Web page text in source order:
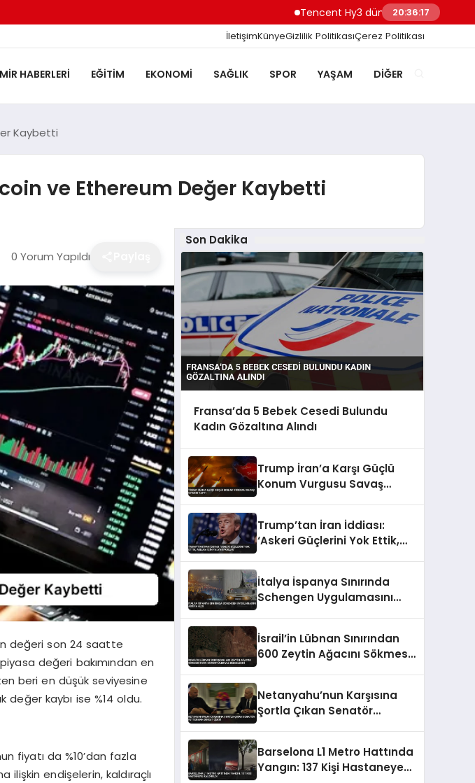
Tencent Hy3 dünya genelinde kullanıma
20:36:18
İletişimKünyeGizlilik PolitikasıÇerez Politikası
HABERLERI EĞITIM EKONOMI SAĞLIK SPOR YAŞAM DIĞER
Kaybetti
ve Ethereum Değer Kaybetti
0 Yorum Yapıldı
değeri son 24 saatte
değeri bakımından en
beri en düşük seviyesine
değer kaybı ise %14 oldu.
fiyatı da %10’dan fazla
endişelerin, kaldıraçlı
Son Dakika
Fransa’da 5 Bebek Cesedi Bulundu
Kadın Gözaltına Alındı
Trump İran’a Karşı Güçlü
Konum Vurgusu Savaş
Trump’tan İran İddiası:
‘Askeri Güçlerini Yok Ettik,
İtalya İspanya Sınırında
Schengen Uygulamasını
İsrail’in Lübnan Sınırından
600 Zeytin Ağacını Sökmesi
Netanyahu’nun Karşısına
Şortla Çıkan Senatör
Barselona L1 Metro Hattında
Yangın: 137 Kişi Hastaneye